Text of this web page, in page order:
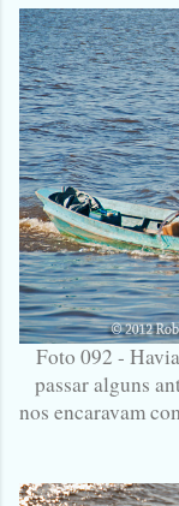
Foto 092 -
passar alguns
nos encaravam